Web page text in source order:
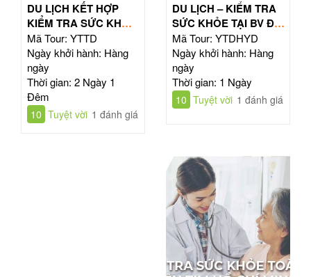
DU LỊCH KẾT HỢP
KIỂM TRA SỨC KHỎE
TOÀN DIỆN
Mã Tour: YTTD
Ngày khởi hành: Hàng
ngày
Thời gian: 2 Ngày 1
Đêm
10 Tuyệt vời 1 đánh giá
DU LỊCH – KIỂM TRA
SỨC KHỎE TẠI BV ĐẠI
HỌC Y DƯỢC TPHCM
Mã Tour: YTDHYD
Ngày khởi hành: Hàng
ngày
Thời gian: 1 Ngày
10 Tuyệt vời 1 đánh giá